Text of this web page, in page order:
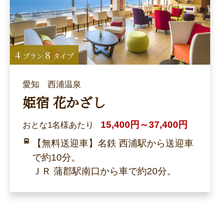
愛知 西浦温泉
姫宿 花かざし
おとな1名様あたり
15,400円～37,400円
【無料送迎車】名鉄 西浦駅から送迎車
で約10分。
ＪＲ 蒲郡駅南口から車で約20分。
4 プラン 8 タイプ